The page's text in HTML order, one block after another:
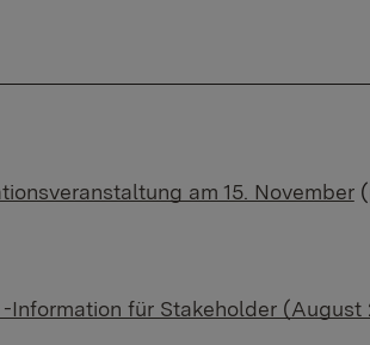
am 15. November
Information für Stakeholder (August